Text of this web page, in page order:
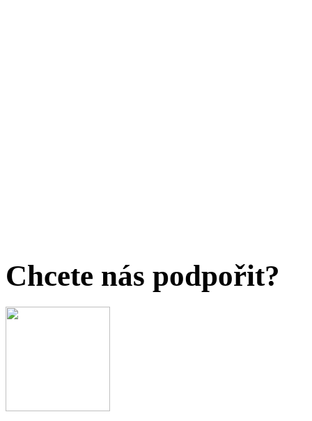
Chcete nás podpořit?